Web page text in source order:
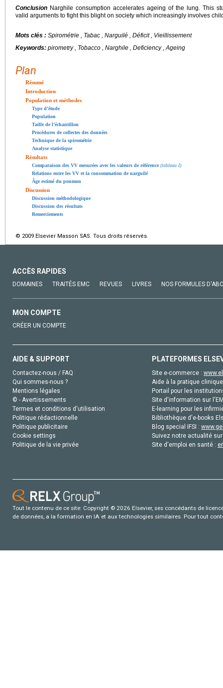
Conclusion Narghile consumption accelerates ageing of the lung. This
valid arguments to fight this blight on society which increasingly involves
Mots clés : Spirométrie , Tabac , Narguilé , Déficit , Vieillissement
Keywords: pirometry , Tobacco , Narghile , Deficiency , Ageing
Plan
Résumé
Introduction
Population et méthodes
Type d’étude
Population
Taille de l’échantillon
Procédures de collectes des données
Technique de la spirométrie
Analyse statistique
Résultats
Comparaison des VV mesurées avec les valeurs de référence(tableau I)
Relations entre les VV et la consommation de narguilé
Âge estimé du poumon
Discussion
Discussion méthodologique
Discussion des résultats
Remerciements
© 2009 Elsevier Masson SAS. Tous droits réservés.
ACCÈS RAPIDES
DOMAINES TRAITÉS EMC REVUES LIVRES NOS FORMULES
MON COMPTE
CRÉER UN COMPTE
AIDE & SUPPORT
Contactez-nous / FAQ
Qui sommes-nous ?
Mentions légales
© - Avertissements
Termes et conditions d'utilisation
Politique rédactionnelle
Politique publicitaire
Cookie settings
Politique de la vie privée
PLATEFORMES
Site e-commerce :
Aide à la pratique
Portail pour les
Site d'information sur
E-learning pour les
Bibliothèque d'e-books
Blog special IFSI :
Suivez notre actualité
Site d'emploi en santé :
Tout le contenu de ce site: Copyright © 2026 Elsevier, ses concédants de
de données, a la formation en IA et aux technologies similaires. Pour tout